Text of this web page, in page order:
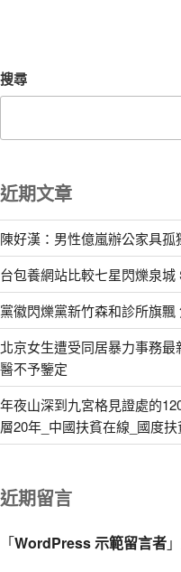
搜尋
近期文章
陳好漢：男性億嵐辦公家具孤
台包養網站比較七星閃爍泉
黨徽閃爍黨新竹森和診所旗
北京女生遭受同居暴力事務
醫不予鑒定
年夜山深到九宮格見證處的
層20年_中國扶貧在線_國度扶
近期留言
「WordPress 示範留言者